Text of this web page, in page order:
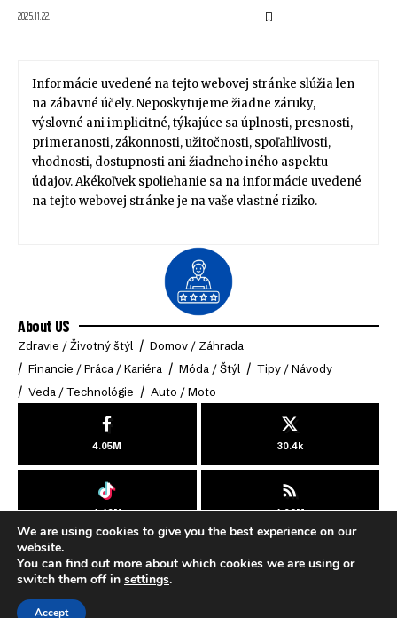
2025.11.22.
Informácie uvedené na tejto webovej stránke slúžia len
na zábavné účely. Neposkytujeme žiadne záruky,
výslovné ani implicitné, týkajúce sa úplnosti, presnosti,
primeranosti, zákonnosti, užitočnosti, spoľahlivosti,
vhodnosti, dostupnosti ani žiadneho iného aspektu
údajov. Akékoľvek spoliehanie sa na informácie uvedené
na tejto webovej stránke je na vaše vlastné riziko.
About US
Zdravie / Životný štýl
Domov / Záhrada
Financie / Práca / Kariéra
Móda / Štýl
Tipy / Návody
Veda / Technológie
Auto / Moto
4.05M 30.4k
4.49M 4.03M
© 2025 Online-Klub. All Rights Reserved.
Zásady ochrany osobných údajov
We are using cookies to give you the best experience on our
website.
You can find out more about which cookies we are using or
switch them off in settings.
Accept